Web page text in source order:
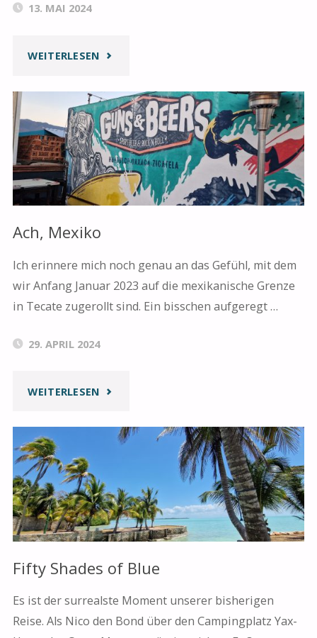
13. MAI 2024
WEITERLESEN "DIE
WELT
IST
EIN
MAGISCHER
Ach, Mexiko
Ich erinnere mich noch genau an das Gefühl, mit dem
wir Anfang Januar 2023 auf die mexikanische Grenze
in Tecate zugerollt sind. Ein bisschen aufgeregt …
29. APRIL 2024
WEITERLESEN "ACH,
MEXIKO"
Fifty Shades of Blue
Es ist der surrealste Moment unserer bisherigen
Reise. Als Nico den Bond über den Campingplatz Yax-